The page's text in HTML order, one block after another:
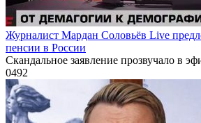
Журналист Мардан Соловьёв Live
пенсии в России
Скандальное заявление прозвучало в
0492